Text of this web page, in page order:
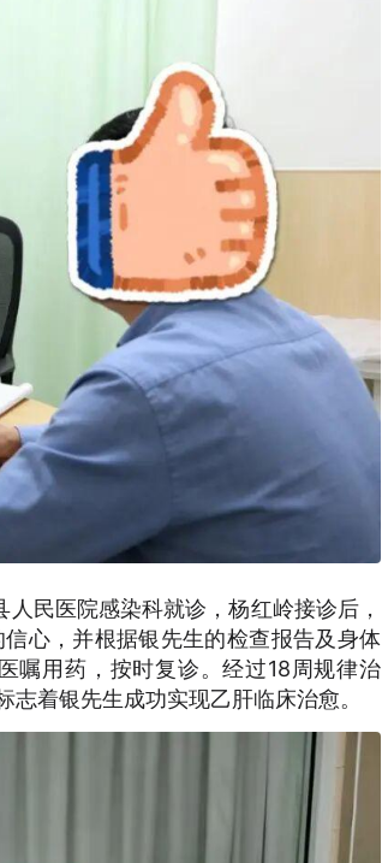
民医院感染科就诊，杨红岭接诊后，
心，并根据银先生的检查报告及身体
嘱用药，按时复诊。经过18周规律治
着银先生成功实现乙肝临床治愈。